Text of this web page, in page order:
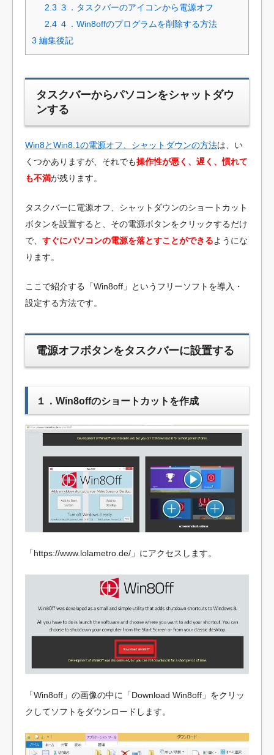
2.3 ３．タスクバーのアイコンから電源オフ
2.4 ４．Win8offのプログラムを削除する方法
3 編集後記
タスクバーからパソコンをシャットダウ
ンする
Win8とWin8.1の電源オフ、シャットダウンの方法は、い
くつかありますが、それでも操作性が悪く、遅く、慣れて
も不満が残ります。
タスクバーに電源オフ、シャットダウンのショートカット
ボタンを設置すると、その電源ボタンをクリックするだけ
で、 すぐにパソコンの電源を落とすことができるようにな
ります。
ここで紹介する「Win8off」というフリーソフトを導入・
設定する方法です。
電源オフボタンをタスクバーに設置する
１．Win8offのショートカットを作成
「https://www.lolametro.de/」にアクセスします。
「Win8off」の画像の中に「Download Win8off」をクリッ
クしてソフトをダウンロードします。